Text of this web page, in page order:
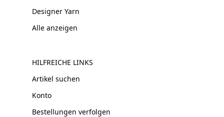
Designer Yarn
Alle anzeigen
HILFREICHE LINKS
Artikel suchen
Konto
Bestellungen verfolgen